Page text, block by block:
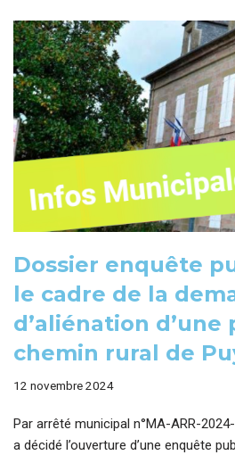
Dossier enquête
le cadre de la
d’aliénation d’une
chemin rural de
12 novembre 2024
Par arrêté municipal n°MA-ARR-
a décidé l’ouverture d’une enquête